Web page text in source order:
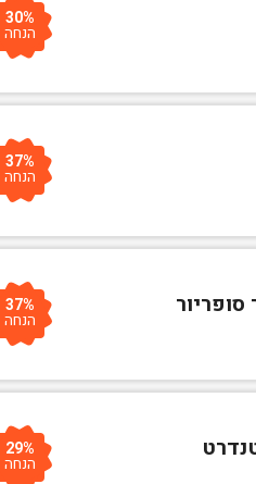
30%
הנחה
37%
הנחה
37%
הנחה
29%
הנחה